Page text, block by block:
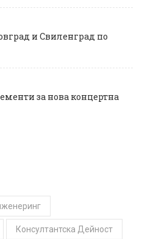
и Свиленград по
за нова концертна
Консултантска Дейност